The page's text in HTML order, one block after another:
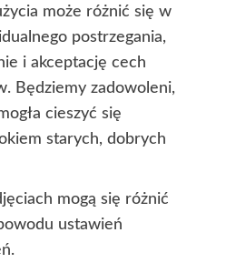
może różnić się w
postrzegania,
i akceptację cech
Będziemy zadowoleni,
cieszyć się
starych, dobrych
mogą się różnić
ustawień